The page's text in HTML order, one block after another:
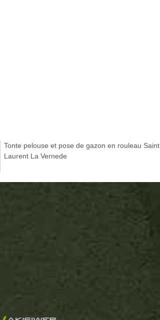
Tonte pelouse et pose de gazon en rouleau Saint
Laurent La Vernede